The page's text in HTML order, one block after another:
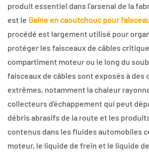
produit essentiel dans l'arsenal de la
est le Gaine en caoutchouc pour
procédé est largement utilisé pour
protéger les faisceaux de câbles
compartiment moteur ou le long du
faisceaux de câbles sont exposés à des
extrêmes, notamment la chaleur
collecteurs d'échappement qui peut
débris abrasifs de la route et les
contenus dans les fluides automobiles
moteur, le liquide de frein et le liquide